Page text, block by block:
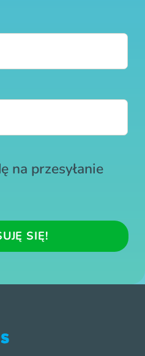
na przesyłanie
SIĘ!